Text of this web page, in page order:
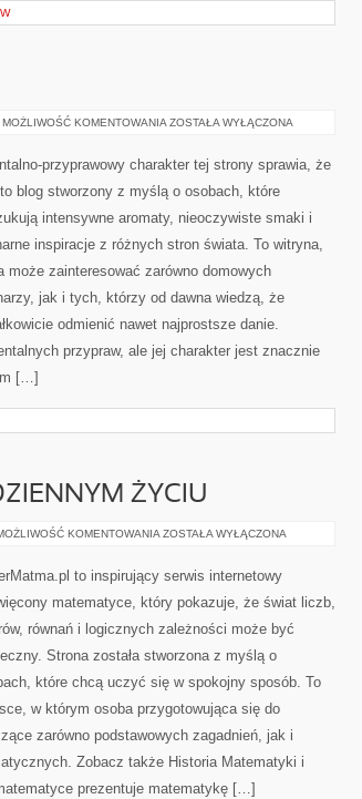
MOŻLIWOŚĆ KOMENTOWANIA PERFUMY
ZOSTAŁA WYŁĄCZONA
przyprawowy charakter tej strony sprawia, że
blog stworzony z myślą o osobach, które
intensywne aromaty, nieoczywiste smaki i
inspiracje z różnych stron świata. To witryna,
może zainteresować zarówno domowych
jak i tych, którzy od dawna wiedzą, że
odmienić nawet najprostsze danie.
przypraw, ale jej charakter jest znacznie
[…]
ŻYCIU
KOMENTOWANIA MATEMATYKA
ZOSTAŁA WYŁĄCZONA
to inspirujący serwis internetowy
matematyce, który pokazuje, że świat liczb,
równań i logicznych zależności może być
Strona została stworzona z myślą o
które chcą uczyć się w spokojny sposób. To
w którym osoba przygotowująca się do
zarówno podstawowych zagadnień, jak i
Zobacz także Historia Matematyki i
prezentuje matematykę […]